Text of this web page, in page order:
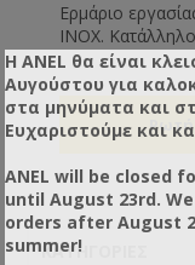
Ερμάριο
ΙΝΟΧ.
συρώμενες
εξοπλισμού.
παραγωγής!
ΚΑΤΗΓΟΡΊΕΣ
Η ANEL θα είναι
Αυγούστου για
στα μηνύματα και
Ευχαριστούμε και
ANEL will be closed
until August 23rd.
orders after August
summer!